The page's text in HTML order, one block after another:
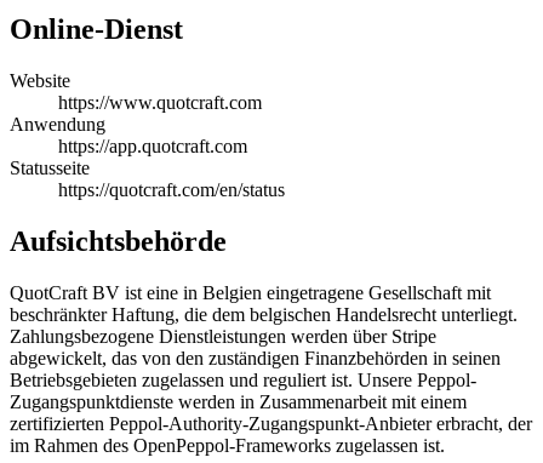
Online-Dienst
Website
https://www.quotcraft.com
Anwendung
https://app.quotcraft.com
Statusseite
https://quotcraft.com/en/status
Aufsichtsbehörde
QuotCraft BV ist eine in Belgien eingetragene Gesellschaft mit
beschränkter Haftung, die dem belgischen Handelsrecht unterliegt.
Zahlungsbezogene Dienstleistungen werden über Stripe
abgewickelt, das von den zuständigen Finanzbehörden in seinen
Betriebsgebieten zugelassen und reguliert ist. Unsere Peppol-
Zugangspunktdienste werden in Zusammenarbeit mit einem
zertifizierten Peppol-Authority-Zugangspunkt-Anbieter erbracht, der
im Rahmen des OpenPeppol-Frameworks zugelassen ist.